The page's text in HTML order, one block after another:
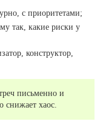
с приоритетами;
так, какие риски у
конструктор,
письменно и
снижает хаос.